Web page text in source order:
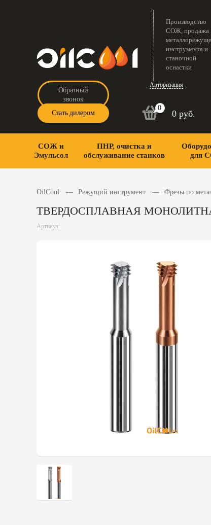
Производство
СОЖ, продажа
инструмента и
станочной
оснастки
Обратный
звонок
Стать дилером
Авторизация
0
0 руб.
СОЖ и
Эмульсол
ПНР, очистка и
обслуживание станков
для
OilCool Режущий инструмент Фрезы по
ТВЕРДОСПЛАВНАЯ
Артикул: